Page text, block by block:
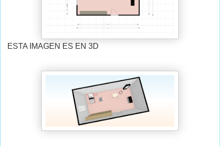
ESTA IMAGEN ES EN 3D